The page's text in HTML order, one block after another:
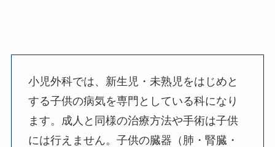
小児外科では、新生児・未熟児をはじめと
する子供の病気を専門としている科になり
ます。成人と同様の治療方法や手術は子供
には行えません。子供の臓器（肺・腎臓・